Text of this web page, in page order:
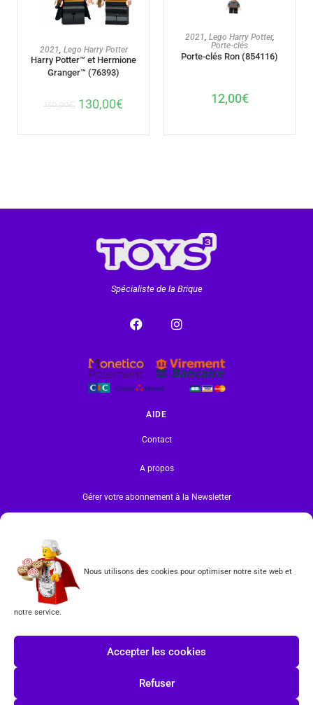
Nous utilisons des cookies pour optimiser notre site web et
notre service.
Accepter les cookies
Refuser
AJOUTER AU PANIER
2021 Lego Harry Potter
Harry Potter™ et Hermione
Granger™ (76393)
139,99€ 130,00€
2021 Lego Harry Potter,
Porte-clés
Porte-clés Ron (854116)
12,00€
Spécialiste de la Brique
AIDE
Contact
A propos
Gérer votre abonnement à la Newsletter
CGV
Tous les produits vendus sur ce site sont fabriqués par LEGO exclusivement. LEGO® est une
marque déposée par The LEGO Group. Les propriétaires des marques respectives citées sur le site
en restent les propriétaires. Tous droits réservés.